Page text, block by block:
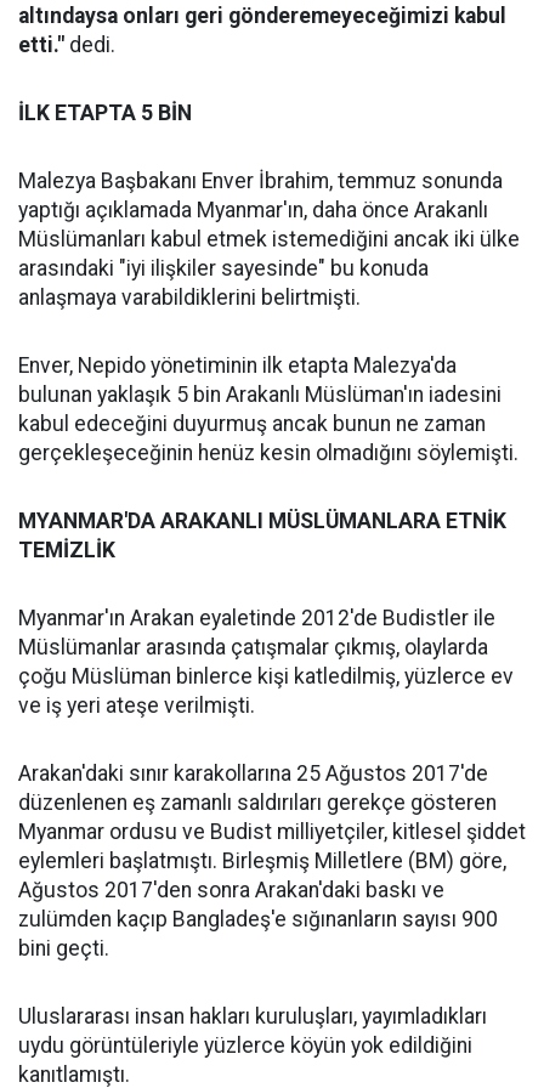
altındaysa onları geri gönderemeyeceğimizi kabul
etti." dedi.
İLK ETAPTA 5 BİN
Malezya Başbakanı Enver İbrahim, temmuz sonunda
yaptığı açıklamada Myanmar'ın, daha önce Arakanlı
Müslümanları kabul etmek istemediğini ancak iki ülke
arasındaki "iyi ilişkiler sayesinde" bu konuda
anlaşmaya varabildiklerini belirtmişti.
Enver, Nepido yönetiminin ilk etapta Malezya'da
bulunan yaklaşık 5 bin Arakanlı Müslüman'ın iadesini
kabul edeceğini duyurmuş ancak bunun ne zaman
gerçekleşeceğinin henüz kesin olmadığını söylemişti.
MYANMAR'DA ARAKANLI MÜSLÜMANLARA ETNİK
TEMİZLİK
Myanmar'ın Arakan eyaletinde 2012'de Budistler ile
Müslümanlar arasında çatışmalar çıkmış, olaylarda
çoğu Müslüman binlerce kişi katledilmiş, yüzlerce ev
ve iş yeri ateşe verilmişti.
Arakan'daki sınır karakollarına 25 Ağustos 2017'de
düzenlenen eş zamanlı saldırıları gerekçe gösteren
Myanmar ordusu ve Budist milliyetçiler, kitlesel şiddet
eylemleri başlatmıştı. Birleşmiş Milletlere (BM) göre,
Ağustos 2017'den sonra Arakan'daki baskı ve
zulümden kaçıp Bangladeş'e sığınanların sayısı 900
bini geçti.
Uluslararası insan hakları kuruluşları, yayımladıkları
uydu görüntüleriyle yüzlerce köyün yok edildiğini
kanıtlamıştı.